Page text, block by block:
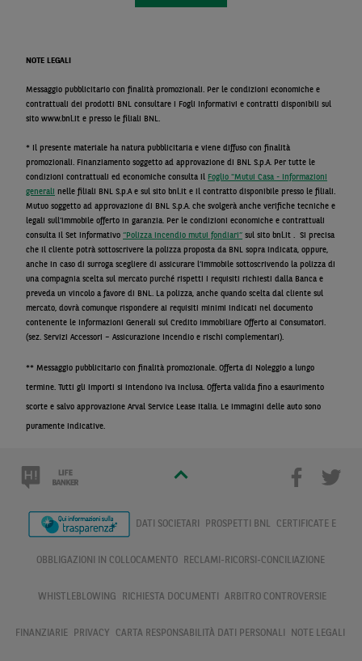
NOTE LEGALI
Messaggio pubblicitario con finalità promozionali. Per le condizioni economiche e
contrattuali dei prodotti BNL consultare i Fogli Informativi e contratti disponibili sul
sito www.bnl.it e presso le filiali BNL.
* Il presente materiale ha natura pubblicitaria e viene diffuso con finalità
promozionali. Finanziamento soggetto ad approvazione di BNL S.p.A. Per tutte le
condizioni contrattuali ed economiche consulta il Foglio "Mutui Casa - Informazioni
generali nelle filiali BNL S.p.A e sul sito bnl.it e il contratto disponibile presso le filiali.
Mutuo soggetto ad approvazione di BNL S.p.A. che svolgerà anche verifiche tecniche e
legali sull’immobile offerto in garanzia. Per le condizioni economiche e contrattuali
consulta il Set informativo “Polizza incendio mutui fondiari” sul sito bnl.it . Si precisa
che il cliente potrà sottoscrivere la polizza proposta da BNL sopra indicata, oppure,
anche in caso di surroga scegliere di assicurare l’immobile sottoscrivendo la polizza di
una compagnia scelta sul mercato purché rispetti i requisiti richiesti dalla Banca e
preveda un vincolo a favore di BNL. La polizza, anche quando scelta dal cliente sul
mercato, dovrà comunque rispondere ai requisiti minimi indicati nel documento
contenente le Informazioni Generali sul Credito Immobiliare Offerto ai Consumatori.
(sez. Servizi Accessori – Assicurazione Incendio e rischi complementari).
** Messaggio pubblicitario con finalità promozionale. Offerta di Noleggio a lungo
termine. Tutti gli importi si intendono iva inclusa. Offerta valida fino a esaurimento
scorte e salvo approvazione Arval Service Lease Italia. Le immagini delle auto sono
puramente indicative.
DATI SOCIETARI PROSPETTI BNL CERTIFICATE E
OBBLIGAZIONI IN COLLOCAMENTO RECLAMI-RICORSI-CONCILIAZIONE
WHISTLEBLOWING RICHIESTA DOCUMENTI ARBITRO CONTROVERSIE
FINANZIARIE PRIVACY CARTA RESPONSABILITÀ DATI PERSONALI NOTE LEGALI